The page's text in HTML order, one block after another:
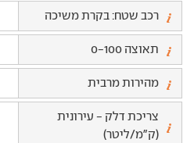
רכב שטח: בקרת משיכה
תאוצה 0-100
מהירות מרבית
צריכת דלק - עירונית
(ק"מ/ליטר)